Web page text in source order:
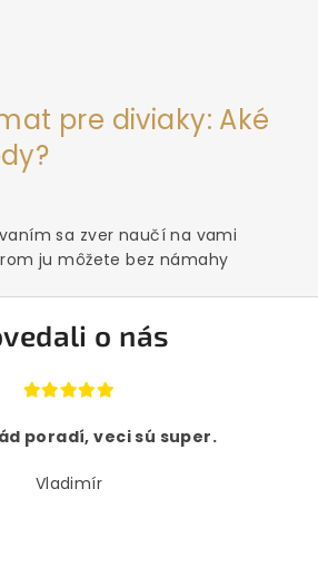
pre diviaky: Aké
sa zver naučí na vami
ju môžete bez námahy
o nás
poradí, veci sú super.
Vladimír